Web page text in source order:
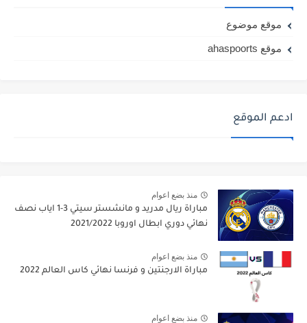
موقع موضوع
موقع ahaspoorts
ادعم الموقع
منذ بضع اعوام
مباراة ريال مدريد و مانشستر سيتي 3-1 اياب نصف
نهائي دوري ابطال اوروبا 2021/2022
منذ بضع اعوام
مباراة الارجنتين و فرنسا نهائي كاس العالم 2022
منذ بضع اعوام